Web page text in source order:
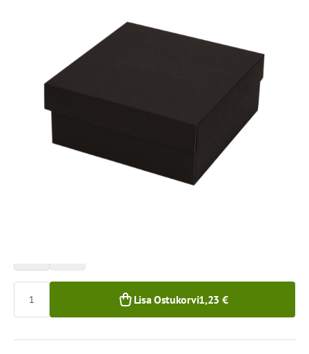
140 x 140 x 70 mm
must mikrolainepappkarp
Paksus:
Toote saab kätte pakipunktist.
Hind 1 tüki eest
Lisa Ostukorvi1,23 €